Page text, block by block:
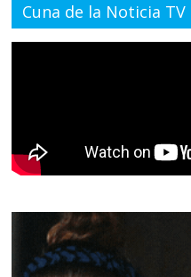
Cuna de la Noticia TV